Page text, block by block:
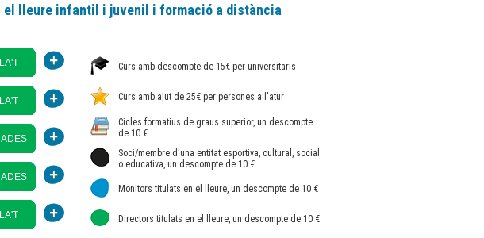
el lleure infantil i juvenil i formació a distància
Curs amb descompte de 15€ per universitaris
Curs amb ajut de 25€ per persones a l'atur
Cicles formatius de graus superior, un descompte
de 10 €
Soci/membre d'una entitat esportiva, cultural, social
o educativa, un descompte de 10 €
Monitors titulats en el lleure, un descompte de 10 €
Directors titulats en el lleure, un descompte de 10 €